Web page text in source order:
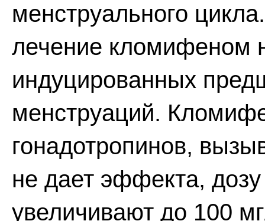
менструального
лечение кломифеном
индуцированных
менструаций.
гонадотропинов,
не дает эффекта,
увеличивают до 100